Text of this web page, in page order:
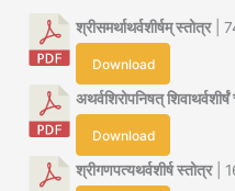
श्रीसमर्थाथर्वशीर्षम् स्तोत्र|
Download
अथर्वशिरोपनिषत्
Download
श्रीगणपत्यथर्वशीर्ष स्तोत्र|